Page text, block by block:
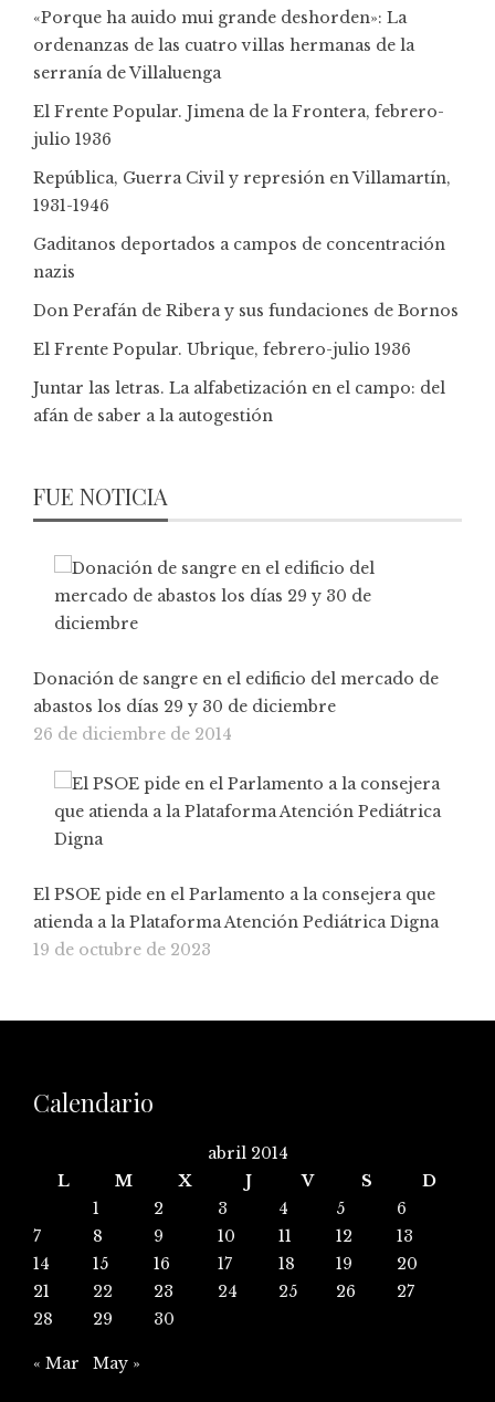
«Porque ha auido mui grande deshorden»: La
ordenanzas de las cuatro villas hermanas de la
serranía de Villaluenga
El Frente Popular. Jimena de la Frontera, febrero-
julio 1936
República, Guerra Civil y represión en Villamartín,
1931-1946
Gaditanos deportados a campos de concentración
nazis
Don Perafán de Ribera y sus fundaciones de Bornos
El Frente Popular. Ubrique, febrero-julio 1936
Juntar las letras. La alfabetización en el campo: del
afán de saber a la autogestión
FUE NOTICIA
Donación de sangre en el edificio del mercado de
abastos los días 29 y 30 de diciembre
26 de diciembre de 2014
El PSOE pide en el Parlamento a la consejera que
atienda a la Plataforma Atención Pediátrica Digna
19 de octubre de 2023
Calendario
abril 2014
L
M X J V S
D
1
2 3 4 5
6
7
8 9 10 11 12
13
14
15 16 17 18 19
20
21
22 23 24 25 26
27
28
29 30
« Mar May »